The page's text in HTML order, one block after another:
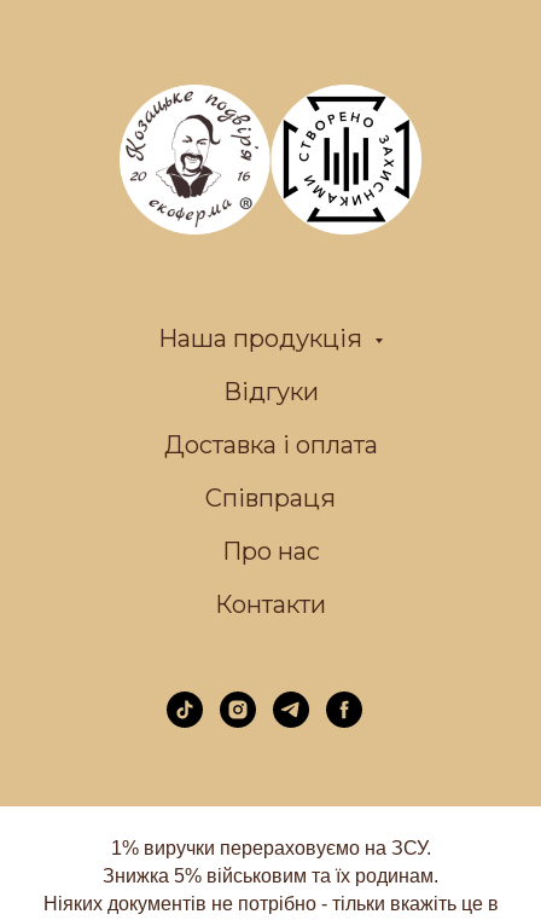
Наша продукція
Відгуки
Доставка і оплата
Співпраця
Про нас
Контакти
1% виручки перераховуємо на ЗСУ.
Знижка 5% військовим та їх родинам.
Ніяких документів не потрібно - тільки вкажіть це в